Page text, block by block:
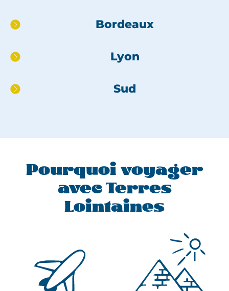
Aller
directement
pied
Bordeaux
Lyon
Sud
Pourquoi voyager
avec Terres
Lointaines